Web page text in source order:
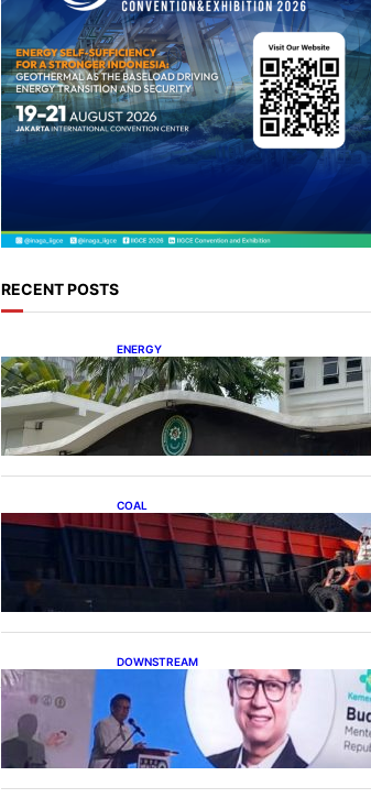
RECENT POSTS
ENERGY
Koalisi Bersihkan Indonesia
Ajukan Banding atas Putusan
Gugatan RUPTL
COAL
Lelang Batubara Sitaan, Negara
Dapat Lebih dari Rp 20 Miliar
DOWNSTREAM
Digitalisasi Alat-Alat
Kesehatan Dukung
Pertumbuhan Industri Alkes